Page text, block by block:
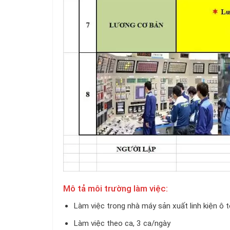
Mô tả môi trường làm việc:
Làm việc trong nhà máy sản xuất linh kiện ô
Làm việc theo ca, 3 ca/ngày